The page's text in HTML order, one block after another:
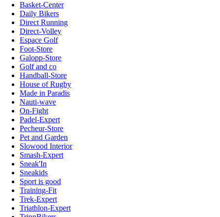
Basket-Center
Daily Bikers
Direct Running
Direct-Volley
Espace Golf
Foot-Store
Galopp-Store
Golf and co
Handball-Store
House of Rugby
Made in Paradis
Nauti-wave
On-Fight
Padel-Expert
Pecheur-Store
Pet and Garden
Slowood Interior
Smash-Expert
Sneak'In
Sneakids
Sport is good
Training-Fit
Trek-Expert
Triathlon-Expert